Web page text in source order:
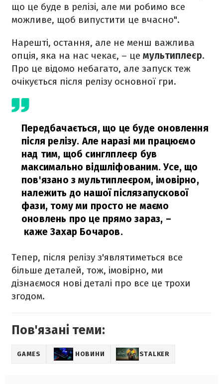
що це буде в релізі, але ми робимо все
можливе, щоб випустити це вчасно".
Нарешті, остання, але не менш важлива
опція, яка на нас чекає, – це мультиплеєр.
Про це відомо небагато, але запуск теж
очікується після релізу основної гри.
Передбачається, що це буде оновлення
після релізу. Але наразі ми працюємо
над тим, щоб синглплеєр був
максимально відшліфованим. Усе, що
пов'язано з мультиплеєром, імовірно,
належить до нашої післязапускової
фази, тому ми просто не маємо
оновлень про це прямо зараз, –
каже Захар Бочаров.
Тепер, після релізу з'являтиметься все
більше деталей, тож, імовірно, ми
дізнаємося нові деталі про все це трохи
згодом.
Пов'язані теми:
GAMES НОВИНИ STALKER